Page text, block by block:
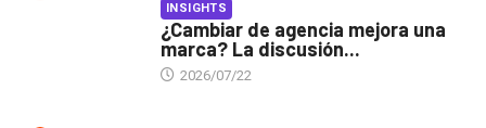
INSIGHTS
¿Cambiar de agencia mejora una
marca? La discusión...
2026/07/22